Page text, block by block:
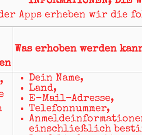
Apps erheben wir die
Was erhoben werden
Dein Name,
Land,
E-Mail-Adresse,
Telefonnummer,
einschließlich